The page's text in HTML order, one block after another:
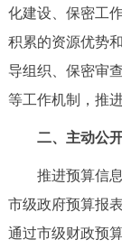
个人服务
便民服务
12345网上接
化建设、保密工
积累的资源优势
导组织、保密审
等工作机制，推
二、主动公开
推进预算信息
市级政府预算报
通过市级财政预